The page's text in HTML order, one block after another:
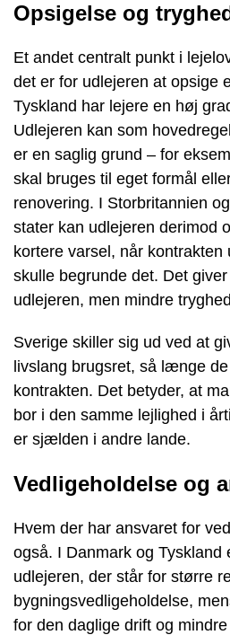
Opsigelse og
Et andet centralt punkt i
det er for udlejeren at opsige
Tyskland har lejere en høj
Udlejeren kan som
er en saglig grund – for
skal bruges til eget formål
renovering. I Storbritannien
stater kan udlejeren derimod
kortere varsel, når kontrakten
skulle begrunde det. Det
udlejeren, men mindre
Sverige skiller sig ud ved at
livslang brugsret, så længe
kontrakten. Det betyder, at
bor i den samme lejlighed i
er sjælden i andre lande.
Vedligeholdelse og
Hvem der har ansvaret for
også. I Danmark og Tyskland
udlejeren, der står for større
bygningsvedligeholdelse,
for den daglige drift og